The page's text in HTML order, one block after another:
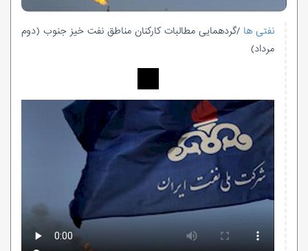
نفتی ها /گردهمایی مطالبات کارکنان مناطق نفت خیز جنوب (دوم
مرداد)